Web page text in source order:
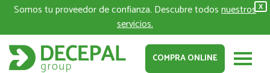
X
Somos tu proveedor de confianza. Descubre todosnuestros
servicios.
COMPRA ONLINE